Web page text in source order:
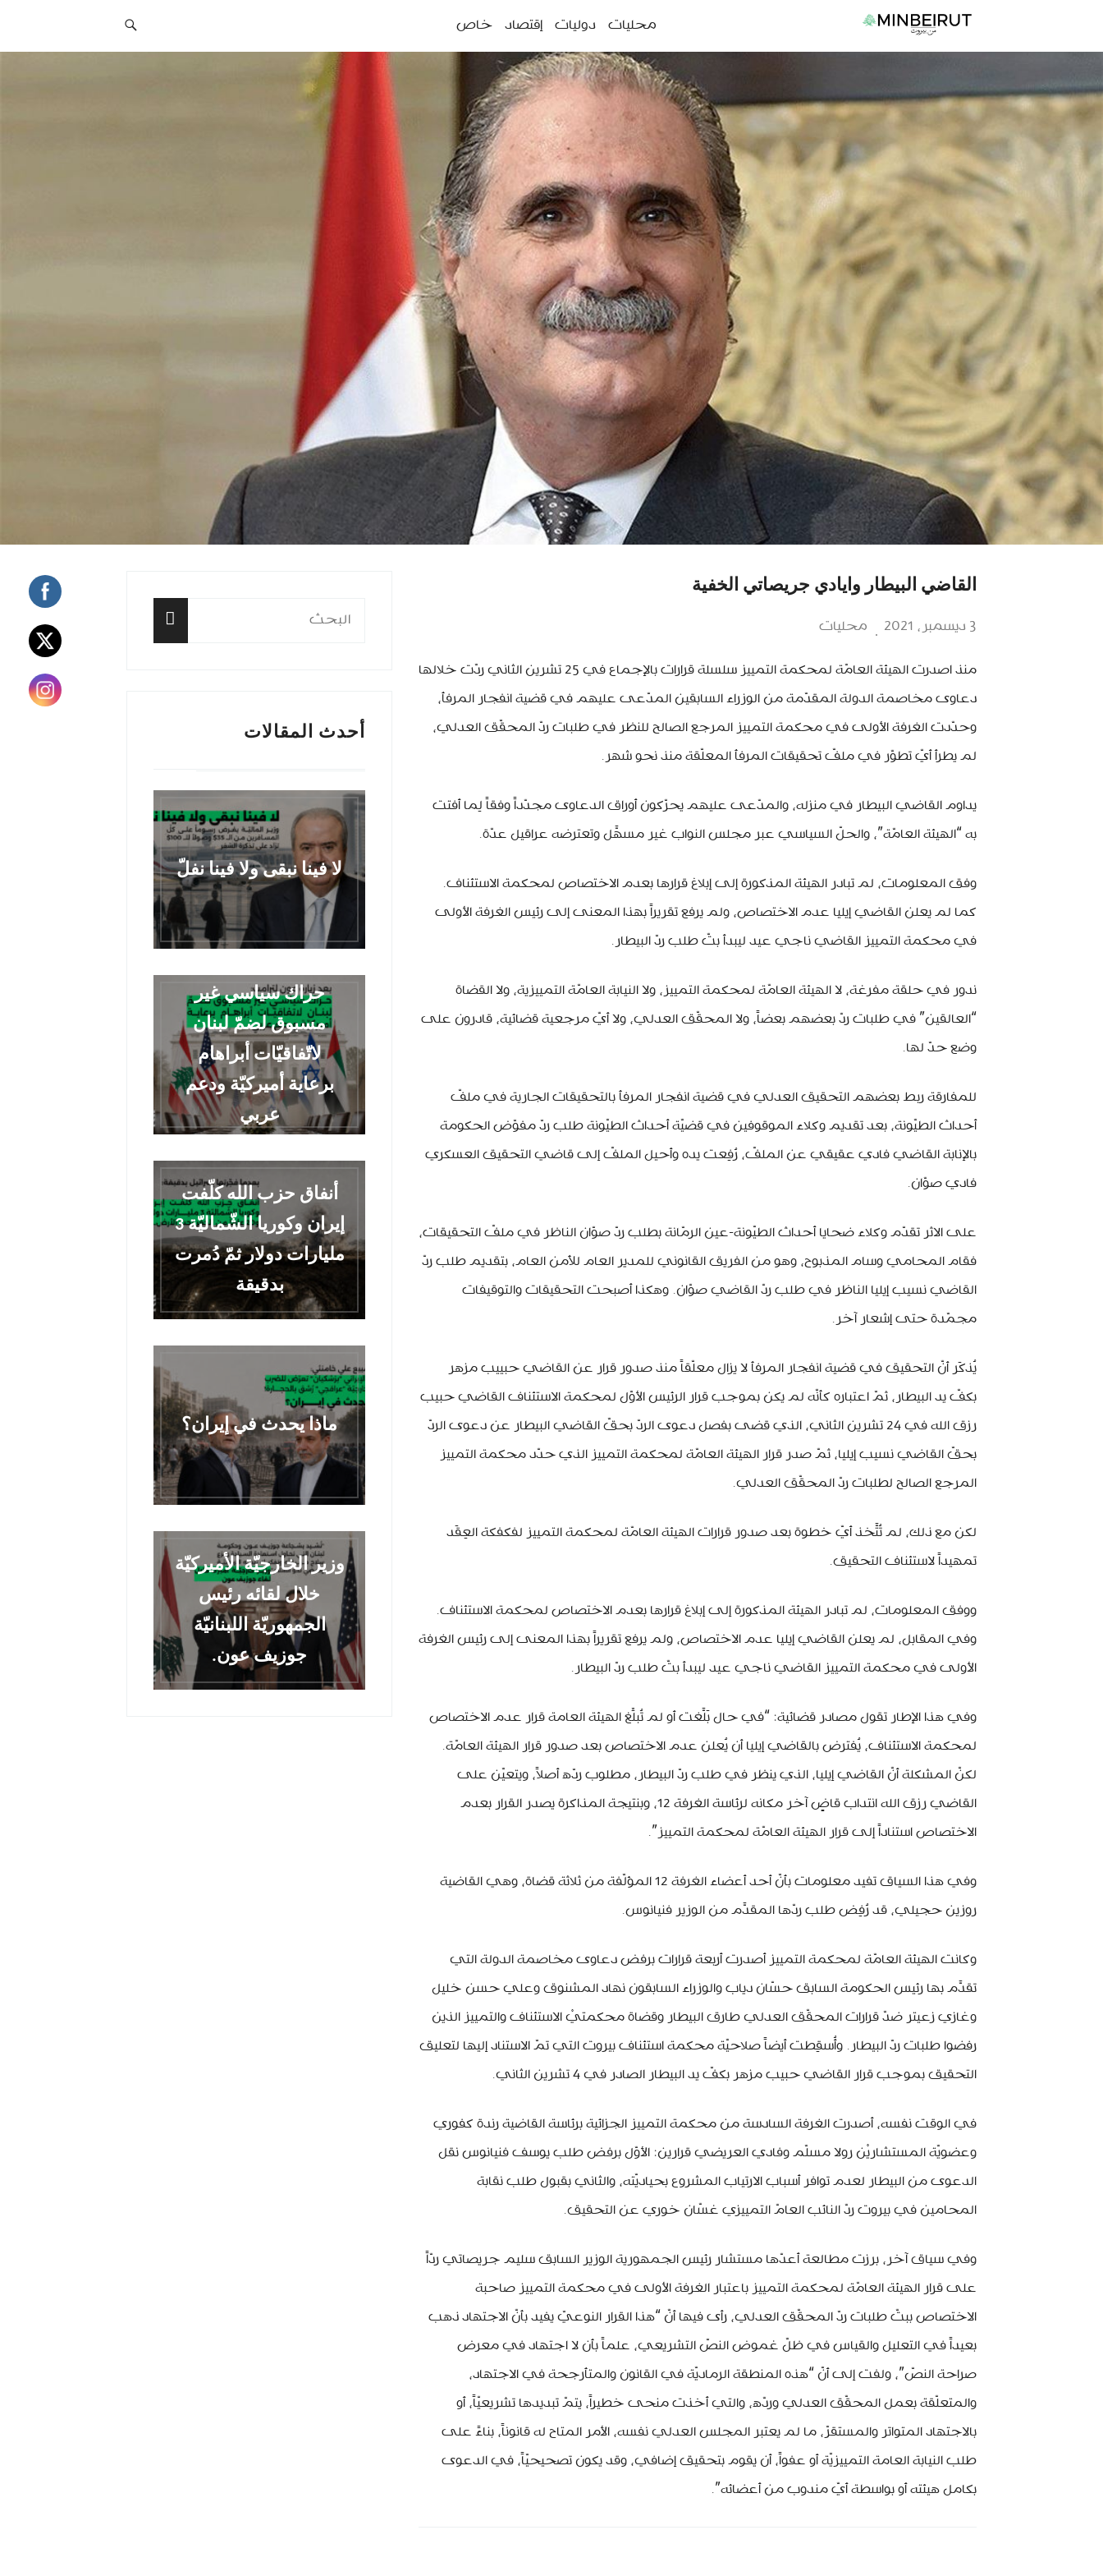
الرئيسية
محليات دوليات إقتصاد خاص
التواصل
الاجتماعي
القاضي البيطار وايادي جريصاتي الخفية
3 ديسمبر، 2021 محليات
منذ اصدرت الهيئة العامّة لمحكمة التمييز سلسلة قرارات بالإجماع في 25 تشرين الثاني ردّت خلالها
دعاوى مخاصمة الدولة المقدّمة من الوزراء السابقين المدّعى عليهم في قضية انفجار المرفأ،
وحدّدت الغرفة الأولى في محكمة التمييز المرجع الصالح للنظر في طلبات ردّ المحقّق العدلي،
لم يطرأ أيّ تطوّر في ملفّ تحقيقات المرفأ المعلّقة منذ نحو شهر.
يداوم القاضي البيطار في منزله، والمدّعى عليهم يحرّكون أوراق الدعاوى مجدّداً وفقاً لِما أفتت
به “الهيئة العامّة”، والحلّ السياسي عبر مجلس النواب غير مسهَّل وتعترضه عراقيل عدّة.
وفق المعلومات، لم تبادر الهيئة المذكورة إلى إبلاغ قرارها بعدم الاختصاص لمحكمة الاستئناف.
كما لم يعلن القاضي إيليا عدم الاختصاص، ولم يرفع تقريراً بهذا المعنى إلى رئيس الغرفة الأولى
في محكمة التمييز القاضي ناجي عيد ليبدأ بتّ طلب ردّ البيطار.
ندور في حلقة مفرغة، لا الهيئة العامّة لمحكمة التمييز، ولا النيابة العامّة التمييزية، ولا القضاة
“العالقين” في طلبات ردّ بعضهم بعضاً، ولا المحقّق العدلي، ولا أيّ مرجعية قضائية، قادرون على
وضع حدّ لها.
للمفارقة ربط بعضهم التحقيق العدلي في قضية انفجار المرفأ بالتحقيقات الجارية في ملفّ
أحداث الطيّونة، بعد تقديم وكلاء الموقوفين في قضيّة أحداث الطيّونة طلب ردّ مفوّض الحكومة
بالإنابة القاضي فادي عقيقي عن الملفّ، رُفِعت يده وأحيل الملفّ إلى قاضي التحقيق العسكري
فادي صوّان.
على الاثر تقدّم وكلاء ضحايا أحداث الطيّونة-عين الرمّانة بطلب ردّ صوّان الناظر في ملفّ التحقيقات،
فقام المحامي وسام المذبوح، وهو من الفريق القانوني للمدير العام للأمن العام، بتقديم طلب ردّ
القاضي نسيب إيليا الناظر في طلب ردّ القاضي صوّان. وهكذا أصبحت التحقيقات والتوقيفات
مجمّدة حتى إشعار آخر.
يُذكَر أنّ التحقيق في قضية انفجار المرفأ لا يزال معلّقاً منذ صدور قرار عن القاضي حبييب مزهر
بكفّ يد البيطار، ثمّ اعتباره كأنّه لم يكن بموجب قرار الرئيس الأوّل لمحكمة الاستئناف القاضي حبيب
رزق الله في 24 تشرين الثاني، الذي قضى بفصل دعوى الردّ بحقّ القاضي البيطار عن دعوى الردّ
بحقّ القاضي نسيب إيليا، ثمّ صدر قرار الهيئة العامّة لمحكمة التمييز الذي حدّد محكمة التمييز
المرجع الصالح لطلبات ردّ المحقّق العدلي.
لكن مع ذلك، لم تُتَّخذ أيّ خطوة بعد صدور قرارات الهيئة العامّة لمحكمة التمييز لفكفكة العِقَد
تمهيداً لاستئناف التحقيق.
ووفق المعلومات، لم تبادر الهيئة المذكورة إلى إبلاغ قرارها بعدم الاختصاص لمحكمة الاستئناف.
وفي المقابل، لم يعلن القاضي إيليا عدم الاختصاص، ولم يرفع تقريراً بهذا المعنى إلى رئيس الغرفة
الأولى في محكمة التمييز القاضي ناجي عيد ليبدأ بتّ طلب ردّ البيطار.
وفي هذا الإطار تقول مصادر قضائية: “في حال بَلَّغت أو لم تُبلِّغ الهيئة العامة قرار عدم الاختصاص
لمحكمة الاستئناف، يُفترض بالقاضي إيليا أن يُعلن عدم الاختصاص بعد صدور قرار الهيئة العامّة.
لكنّ المشكلة أنّ القاضي إيليا، الذي ينظر في طلب ردّ البيطار، مطلوب ردّه أصلاً، ويتعيّن على
القاضي رزق الله انتداب قاضٍ آخر مكانه لرئاسة الغرفة 12، وبنتيجة المذاكرة يصدر القرار بعدم
الاختصاص استناداً إلى قرار الهيئة العامّة لمحكمة التمييز”.
وفي هذا السياق تفيد معلومات بأنّ أحد أعضاء الغرفة 12 المؤلّفة من ثلاثة قضاة، وهي القاضية
روزين حجيلي، قد رُفِض طلب ردّها المقدَّم من الوزير فنيانوس.
وكانت الهيئة العامّة لمحكمة التمييز أصدرت أربعة قرارات برفض دعاوى مخاصمة الدولة التي
تقدَّم بها رئيس الحكومة السابق حسّان دياب والوزراء السابقون نهاد المشنوق وعلي حسن خليل
وغازي زعيتر ضدّ قرارات المحقّق العدلي طارق البيطار وقضاة محكمتيْ الاستئناف والتمييز الذين
رفضوا طلبات ردّ البيطار. وأُسقِطت أيضاً صلاحيّة محكمة استئناف بيروت التي تمّ الاستناد إليها لتعليق
التحقيق بموجب قرار القاضي حبيب مزهر بكفّ يد البيطار الصادر في 4 تشرين الثاني.
في الوقت نفسه، أصدرت الغرفة السادسة من محكمة التمييز الجزائية برئاسة القاضية رندة كفوري
وعضويّة المستشاريْن رولا مسلّم وفادي العريضي قرارين: الأوّل برفض طلب يوسف فنيانوس نقل
الدعوى من البيطار لعدم توافر أسباب الارتياب المشروع بحياديّته، والثاني بقبول طلب نقابة
المحامين في بيروت ردّ النائب العامّ التمييزي غسّان خوري عن التحقيق.
وفي سياق آخر، برزت مطالعة أعدّها مستشار رئيس الجمهورية الوزير السابق سليم جريصاتي ردّاً
على قرار الهيئة العامّة لمحكمة التمييز باعتبار الغرفة الأولى في محكمة التمييز صاحبة
الاختصاص ببتّ طلبات ردّ المحقّق العدلي، رأى فيها أنّ “هذا القرار النوعيّ يفيد بأنّ الاجتهاد ذهب
بعيداً في التعليل والقياس في ظلّ غموض النصّ التشريعي، علماً بأن لا اجتهاد في معرض
صراحة النصّ”، ولفت إلى أنّ “هذه المنطقة الرماديّة في القانون والمتأرجحة في الاجتهاد،
والمتعلّقة بعمل المحقّق العدلي وردّه، والتي أخذت منحى خطيراً، يتمّ تبديدها تشريعيّاً، أو
بالاجتهاد المتواتر والمستقرّ، ما لم يعتبر المجلس العدلي نفسه، الأمر المتاح له قانوناً، بناءً على
طلب النيابة العامة التمييزيّة أو عفواً، أن يقوم بتحقيق إضافي، وقد يكون تصحيحيّاً، في الدعوى
بكامل هيئته أو بواسطة أيّ مندوب من أعضائه”.
البحث
أحدث المقالات
لا فينا نبقى ولا فينا نفلّ
حراك سياسي غير
مسبوق لضمّ لبنان
لاتّفاقيّات أبراهام
برعاية أميركيّة ودعم
عربي
أنفاق حزب الله كلّفت
إيران وكوريا الشّماليّة 3
مليارات دولار ثمّ دُمرت
بدقيقة
ماذا يحدث في إيران؟
وزير الخارجيّة الأميركيّة
خلال لقائه رئيس
الجمهوريّة اللبنانيّة
جوزيف عون.